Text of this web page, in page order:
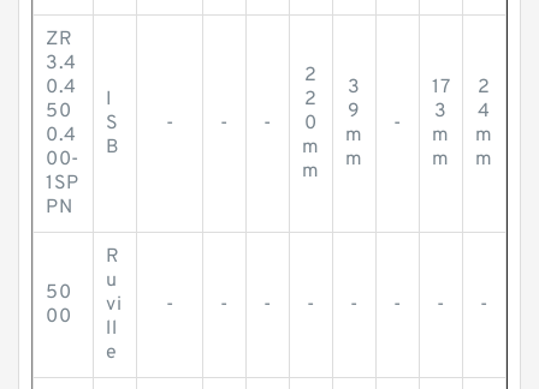
ZR
3.4
0.4
50
0.4
00-
1SP
PN
I
S
B
- - -
2
2
0
m
m
3
9
m
m
-
17
3
m
m
2
4
m
m
50
00
R
u
vi
ll
e
- - - - - - - -